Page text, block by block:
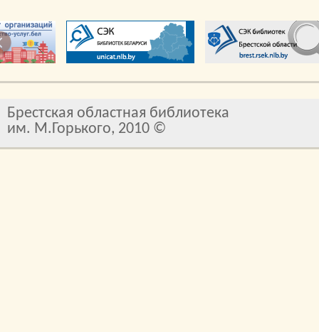
Брестская областная библиотека
им. М.Горького, 2010 ©